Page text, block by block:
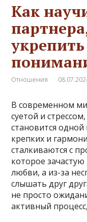
Как
Отношения
В современном
суетой и
становится
крепких и
сталкиваются с
которое зачастую
любви, а из-за
слышать друг
не просто
активный